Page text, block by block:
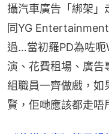
攝汽車廣告「綁架」
同YG
過…當初羅PD為咗呃
演、花費租場、廣告
組職員一齊做戲，如
賢，佢哋應該都走唔